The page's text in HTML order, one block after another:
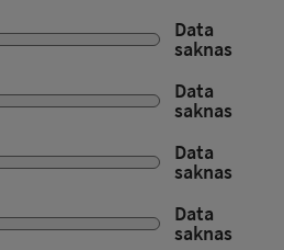
Data
saknas
Data
saknas
Data
saknas
Data
saknas